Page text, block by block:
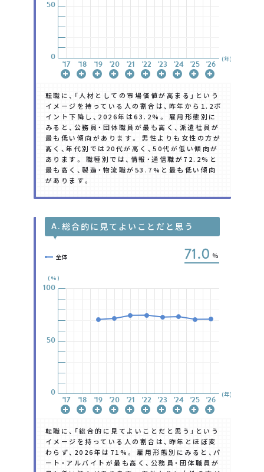
(年)
'17 '18 '19 '20 '21 '22 '23 '24 '25 '26
0
50
'17 '18 '19 '20 '21 '22 '23 '24 '25 '26
0
50
'17 '18 '19 '20 '21 '22 '23 '24 '25 '26
0
50
'17 '18 '19 '20 '21 '22 '23 '24 '25 '26
0
50
'17 '18 '19 '20 '21 '22 '23 '24 '25 '26
0
50
'17 '18 '19 '20 '21 '22 '23 '24 '25 '26
0
50
'17 '18 '19 '20 '21 '22 '23 '24 '25 '26
0
50
転職に、「人材としての市場価値が高まる」という
イメージを持っている人の割合は、昨年から1.2ポ
イント下降し、2026年は63.2%。 雇用形態別に
みると、公務員・団体職員が最も高く、派遣社員が
最も低い傾向があります。 男性よりも女性の方が
高く、年代別では20代が高く、50代が低い傾向が
あります。 職種別では、情報・通信職が72.2%と
最も高く、製造・物流職が53.7%と最も低い傾向
があります。
A. 総合的に見てよいことだと思う
71.0 %
全体
(年)
(%)
'17 '18 '19 '20 '21 '22 '23 '24 '25 '26
0
50
100
'17 '18 '19 '20 '21 '22 '23 '24 '25 '26
0
50
100
'17 '18 '19 '20 '21 '22 '23 '24 '25 '26
0
50
100
'17 '18 '19 '20 '21 '22 '23 '24 '25 '26
0
50
100
'17 '18 '19 '20 '21 '22 '23 '24 '25 '26
0
50
100
'17 '18 '19 '20 '21 '22 '23 '24 '25 '26
0
50
100
'17 '18 '19 '20 '21 '22 '23 '24 '25 '26
0
50
100
転職に、「総合的に見てよいことだと思う」という
イメージを持っている人の割合は、昨年とほぼ変
わらず、2026年は71%。 雇用形態別にみると、パ
ート・アルバイトが最も高く、公務員・団体職員が